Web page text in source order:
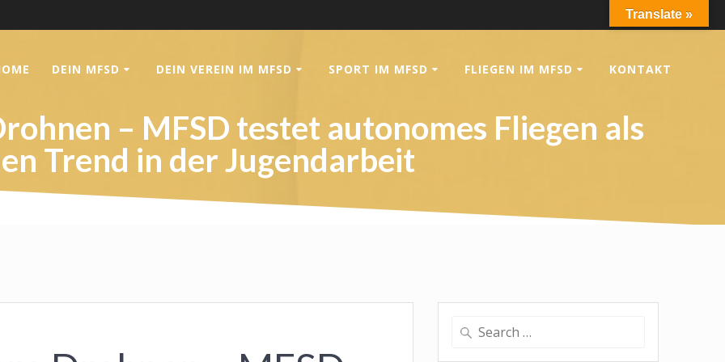
DEIN MFSD DEIN VEREIN IM MFSD SPORT IM MFSD FLIEGEN IM MFSD KONTAKT
– MFSD testet autonomes Fliegen als
Trend in der Jugendarbeit
Search
Translate »